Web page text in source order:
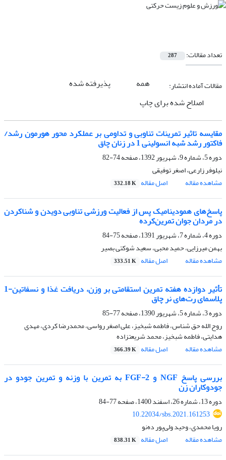
تعداد مقالات: 287
مقالات آماده انتشار: همه
پذیرفته شده
اصلاح شده برای چاپ
مقایسه تاثیر تمرینات تناوبی و تداومی بر عملکرد محور هورمون رشد/
فاکتور رشد شبه انسولینی 1 در زنان چاق
دوره 5، شماره 9، شهریور 1392، صفحه
74-82
نیلوفر زارعی، اصغر توفیقی
مشاهده مقاله
اصل مقاله 332.18 K
پاسخ‌های همودینامیک پس از فعالیت ورزشی تناوبی دویدن و شنا‌کردن
در مردان جوان تمرین‌کرده
دوره 4، شماره 7، شهریور 1391، صفحه
75-84
بهمن میرزایی، حمید محبی، سعید شوکتی بصیر
مشاهده مقاله
اصل مقاله 333.51 K
تأثیر دوازده هفته تمرین استقامتی بر وزن، دریافت غذا و نسفاتین-1
پلاسمای رت‌های نر چاق
دوره 3، شماره 5، شهریور 1390، صفحه
77-85
روح الله حق شناس، فاطمه شبخیز، علی اصغر رواسی، محمدرضا کردی، مهدی
هدایتی، فاطمه شبخیز، محمد شریعتزاده
مشاهده مقاله
اصل مقاله 366.39 K
بررسی پاسخ NGF و FGF-2 به تمرین با وزنه و تمرین جودو در
جودوکاران زن
دوره 13، شماره 26، اسفند 1400، صفحه
77-84
10.22034/sbs.2021.161253
رویا محمدی، وحید ولی‌پور ده‌نو
مشاهده مقاله
اصل مقاله 838.31 K